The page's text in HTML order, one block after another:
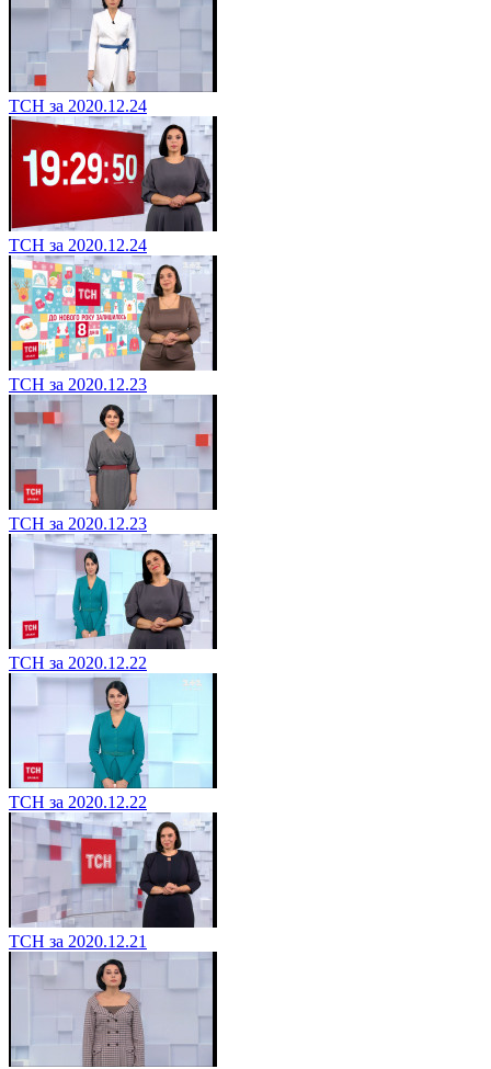
ТСН за 2020.12.24
ТСН за 2020.12.24
ТСН за 2020.12.23
ТСН за 2020.12.23
ТСН за 2020.12.22
ТСН за 2020.12.22
ТСН за 2020.12.21